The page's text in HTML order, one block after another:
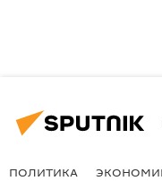
ПОЛИТИКА